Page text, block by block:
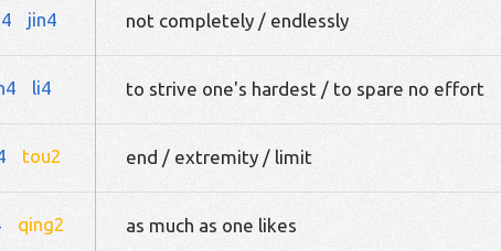
jin4 not completely / endlessly
li4 to strive one's hardest / to spare no effort
tou2 end / extremity / limit
qing2 as much as one likes